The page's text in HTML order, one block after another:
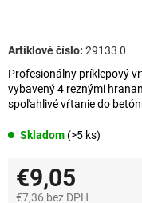
Skladom (>5 ks)
Profesionálny príklepový
vybavený 4 reznými
spoľahlivé vŕtanie do
29133 0
€9,05
€7,36 bez DPH